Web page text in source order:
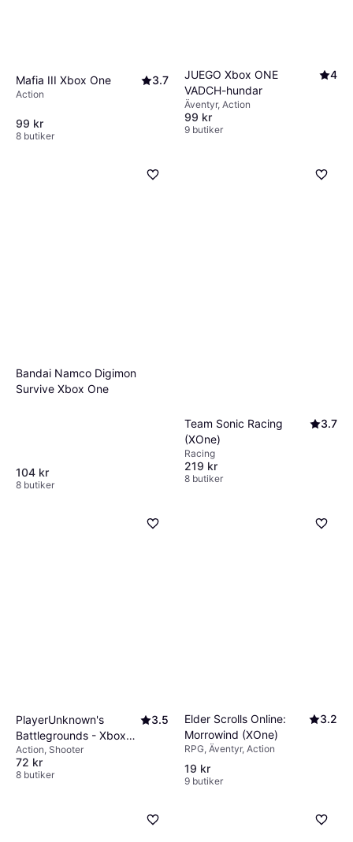
Mafia III Xbox One 3.7
Action
99 kr
8 butiker
JUEGO Xbox ONE
VADCH-hundar
4
Äventyr, Action
99 kr
9 butiker
Bandai Namco Digimon
Survive Xbox One
104 kr
8 butiker
Team Sonic Racing
(XOne)
3.7
Racing
219 kr
8 butiker
PlayerUnknown's
Battlegrounds - Xbox
One
3.5
Action, Shooter
72 kr
8 butiker
Elder Scrolls Online:
Morrowind (XOne)
3.2
RPG, Äventyr, Action
19 kr
9 butiker